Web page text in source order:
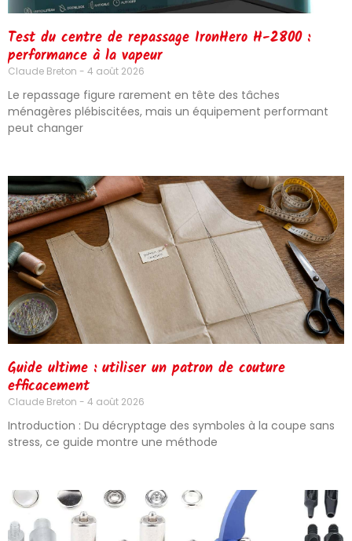
Test du centre de repassage IronHero H-2800 :
performance à la vapeur
Claude Breton 4 août 2026
Le repassage figure rarement en tête des tâches
ménagères plébiscitées, mais un équipement performant
peut changer
Guide ultime : utiliser un patron de couture
efficacement
Claude Breton 4 août 2026
Introduction : Du décryptage des symboles à la coupe sans
stress, ce guide montre une méthode